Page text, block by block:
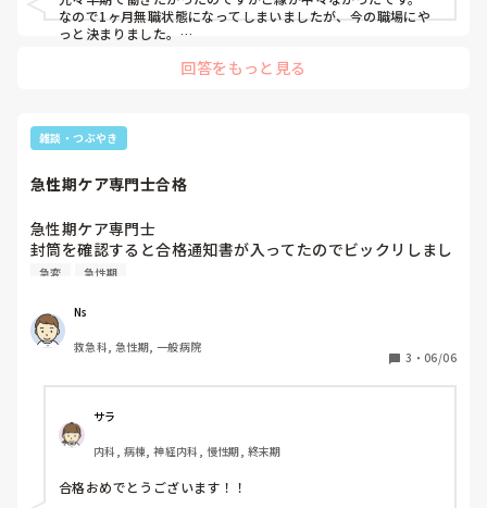
なので1ヶ月無職状態になってしまいましたが、今の職場にや
っと決まりました。
精神的にも休める時期と考えてもいいのではないでしょうか。
回答をもっと見る
雑談・つぶやき
急性期ケア専門士合格
急性期ケア専門士
封筒を確認すると合格通知書が入ってたのでビックリしまし
た。正直落ちたと思ってました。
急変 急性期
Ns
救急科, 急性期, 一般病院
3 ・ 06/06
サラ
内科, 病棟, 神経内科, 慢性期, 終末期